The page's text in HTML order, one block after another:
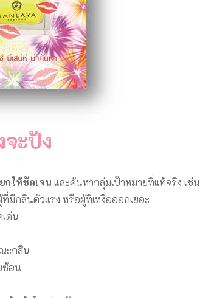
ะปัง
ให้ชัดเจน และค้นหากลุ่มเป้าหมายที่แท้จริง เช่น
มีกลิ่นตัวแรง หรือผู้ที่เหงื่อออกเยอะ
ด่น
ะกลิ่น
ซ้อน